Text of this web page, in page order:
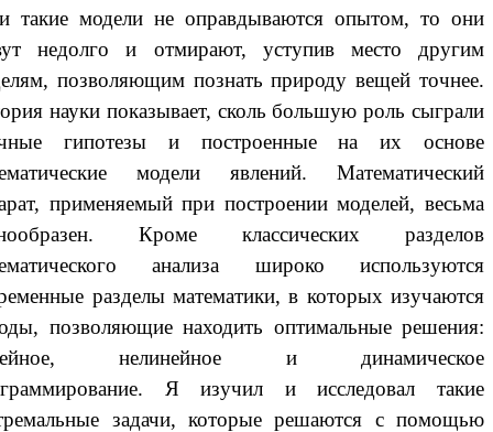
такие модели не оправдываются опытом, то они
недолго и отмирают, уступив место другим
позволяющим познать природу вещей точнее.
науки показывает, сколь большую роль сыграли
гипотезы и построенные на их основе
модели явлений. Математический
применяемый при построении моделей, весьма
Кроме классических разделов
анализа широко используются
разделы математики, в которых изучаются
позволяющие находить оптимальные решения:
нелинейное и динамическое
Я изучил и исследовал такие
задачи, которые решаются с помощью